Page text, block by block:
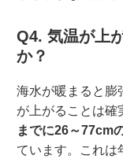
Q4. 気温が上
か？
海水が暖まると膨
が上がることは
までに26～77cm
ています。これは